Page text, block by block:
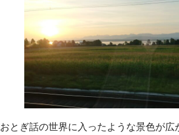
おとぎ話の世界に入ったような景色が広